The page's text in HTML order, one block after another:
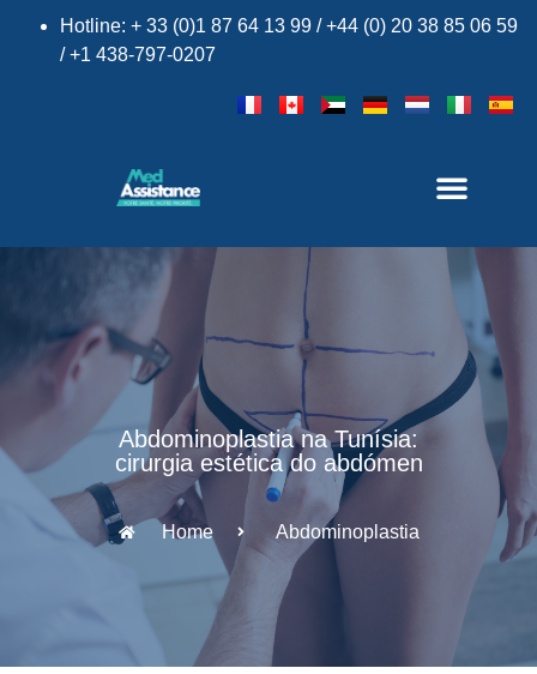
Hotline: + 33 (0)1 87 64 13 99 / +44 (0) 20 38 85 06 59
/ +1 438-797-0207
Abdominoplastia na Tunísia:
cirurgia estética do abdómen
Home Abdominoplastia